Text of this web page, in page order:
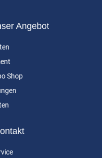
Angebot
Shop